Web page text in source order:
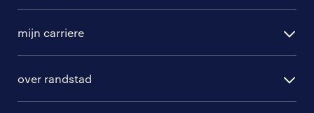
randstad professional
randstad digital
hr-diensten
branches
mijn carriere
over randstad